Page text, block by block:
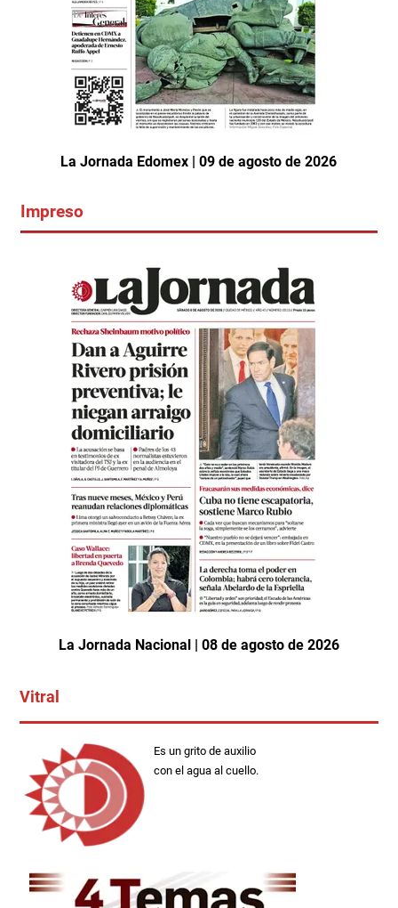
La Jornada Edomex | 09 de agosto de 2026
Impreso
La Jornada Nacional | 08 de agosto de 2026
Vitral
Es un grito de auxilio
con el agua al cuello.